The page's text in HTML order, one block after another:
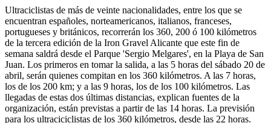
Ultraciclistas de más de veinte nacionalidades, entre los que se
encuentran españoles, norteamericanos, italianos, franceses,
portugueses y británicos, recorrerán los 360, 200 ó 100 kilómetros
de la tercera edición de la Iron Gravel Alicante que este fin de
semana saldrá desde el Parque 'Sergio Melgares', en la Playa de San
Juan. Los primeros en tomar la salida, a las 5 horas del sábado 20 de
abril, serán quienes compitan en los 360 kilómetros. A las 7 horas,
los de los 200 km; y a las 9 horas, los de los 100 kilómetros. Las
llegadas de estas dos últimas distancias, explican fuentes de la
organización, están previstas a partir de las 14 horas. La previsión
para los ultraciciclistas de los 360 kilómetros, desde las 22 horas.